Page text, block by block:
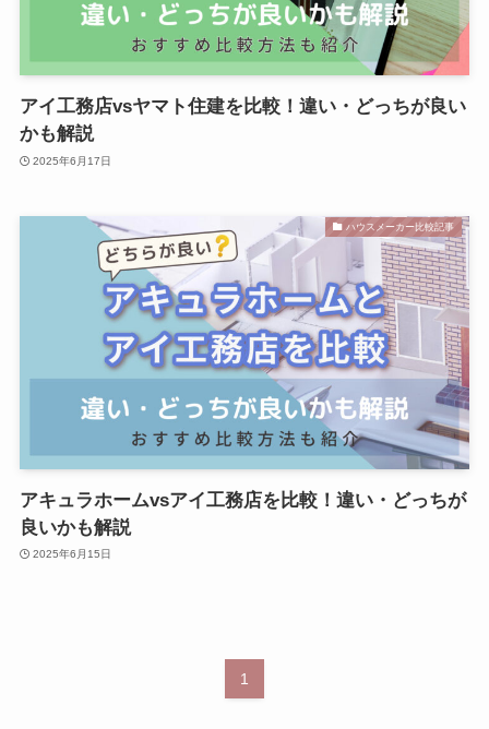
アイ工務店vsヤマト住建を比較！違い・どっちが良い
かも解説
2025年6月17日
ハウスメーカー比較記事
アキュラホームvsアイ工務店を比較！違い・どっちが
良いかも解説
2025年6月15日
1